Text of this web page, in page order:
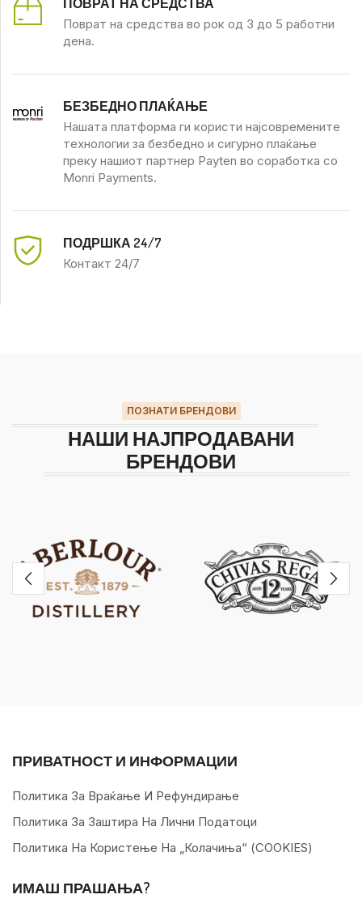
Поврат на средства во рок од 3 до 5 работни
дена.
БЕЗБЕДНО ПЛАЌАЊЕ
Нашата платформа ги користи најсовремените
технологии за безбедно и сигурно плаќање
преку нашиот партнер Payten во соработка со
Monri Payments.
ПОДРШКА 24/7
Контакт 24/7
ПОЗНАТИ БРЕНДОВИ
НАШИ НАЈПРОДАВАНИ
БРЕНДОВИ
ПРИВАТНОСТ И ИНФОРМАЦИИ
Политика За Враќање И Рефундирање
Политика За Заштира На Лични Податоци
Политика На Користење На „колачиња“ (COOKIES)
ИМАШ ПРАШАЊА?